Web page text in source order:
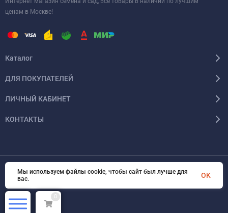
ценам в Москве!
Каталог
ДЛЯ ПОКУПАТЕЛЕЙ
ЛИЧНЫЙ КАБИНЕТ
КОНТАКТЫ
© 2026 InSale. Все права защищены
0
Мы используем файлы cookie, чтобы сайт был лучше для
вас.
OK